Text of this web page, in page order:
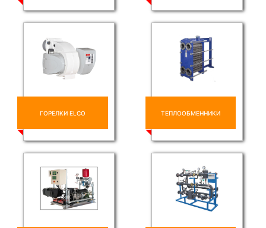
ГОРЕЛКИ ELCO ТЕПЛООБМЕННИКИ